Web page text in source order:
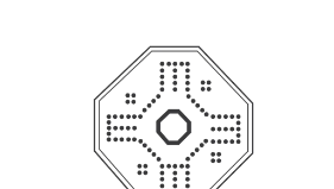
navigation
content